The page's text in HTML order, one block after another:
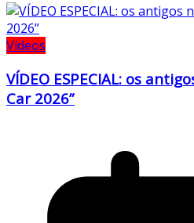
Vídeos
VÍDEO ESPECIAL: os
Car 2026”